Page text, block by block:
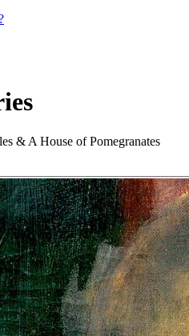
& A House of Pomegranates